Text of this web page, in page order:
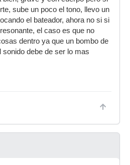
sube un poco el tono, llevo un
el bateador, ahora no si si
el caso es que no
dentro ya que un bombo de
debe de ser lo mas